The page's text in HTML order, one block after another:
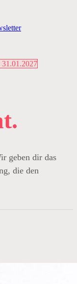
31.01.2027
geben dir das
die den